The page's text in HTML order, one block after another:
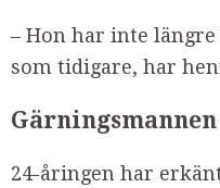
– Hon har inte
som tidigare, har
24-åringen har